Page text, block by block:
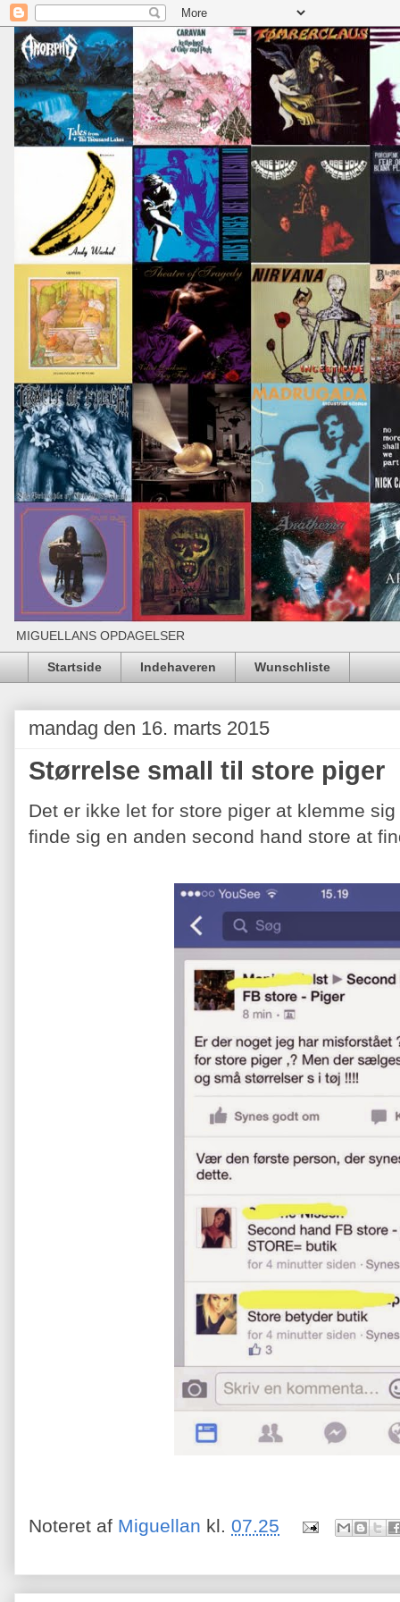
MIGUELLANS OPDAGELSER
Startside Indehaveren Wunschliste
mandag den 16. marts 2015
Størrelse small til store piger
Det er ikke let for store piger at klemme
finde sig en anden second hand store at
Noteret af Miguellan kl. 07.25